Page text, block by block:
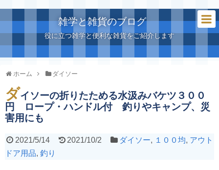
雑学と雑貨のブログ
役に立つ雑学と便利な雑貨をご紹介します
ホーム ダイソー
ダイソーの折りたためる水汲みバケツ３００
円 ロープ・ハンドル付 釣りやキャンプ、災
害用にも
2021/5/14 2021/10/2 ダイソー, １００均, アウト
ドア用品, 釣り